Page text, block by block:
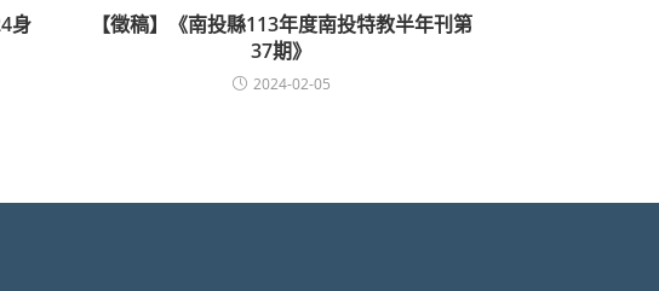
身
【徵稿】《南投縣113年度南投特教半年刊第
37期》
2024-02-05